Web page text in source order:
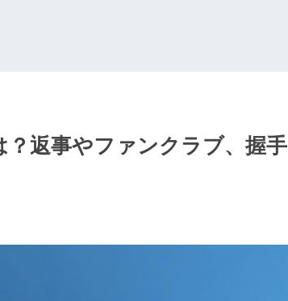
返事やファンクラブ、握手